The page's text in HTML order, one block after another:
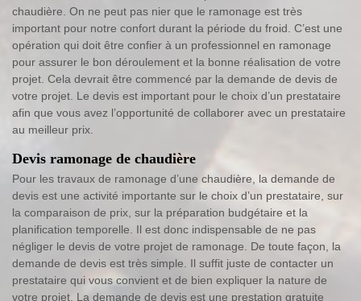
chaudière. On ne peut pas nier que le ramonage est très
important pour notre confort durant la période du froid. C’est une
opération qui doit être confier à un professionnel en ramonage
pour assurer le bon déroulement et la bonne réalisation de votre
projet. Cela devrait être commencé par la demande de devis de
votre projet. Le devis est important pour le choix d’un prestataire
afin que vous avez l’opportunité de collaborer avec un prestataire
au meilleur prix.
Devis ramonage de chaudière
Pour les travaux de ramonage d’une chaudière, la demande de
devis est une activité importante sur le choix d’un prestataire, sur
la comparaison de prix, sur la préparation budgétaire et la
planification temporelle. Il est donc indispensable de ne pas
négliger le devis de votre projet de ramonage. De toute façon, la
demande de devis est très simple. Il suffit juste de contacter un
prestataire qui vous convient et de bien expliquer la nature de
votre projet. La demande de devis est une prestation gratuite